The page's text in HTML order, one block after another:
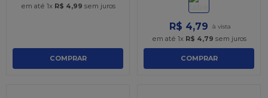
em até 1x R$ 4,99 sem juros
COMPRAR
R$ 4,79
em até 1x R$ 4,79 sem juros
COMPRAR